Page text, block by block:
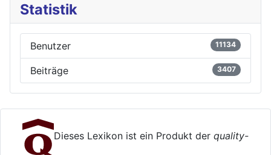
Statistik
Benutzer 11134
Beiträge 3407
Dieses Lexikon ist ein Produkt der quality-